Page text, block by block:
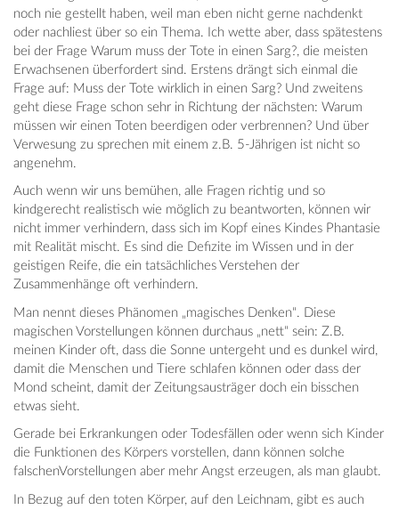
noch nie gestellt haben, weil man eben nicht gerne nachdenkt
oder nachliest über so ein Thema. Ich wette aber, dass spätestens
bei der Frage Warum muss der Tote in einen Sarg?, die meisten
Erwachsenen überfordert sind. Erstens drängt sich einmal die
Frage auf: Muss der Tote wirklich in einen Sarg? Und zweitens
geht diese Frage schon sehr in Richtung der nächsten: Warum
müssen wir einen Toten beerdigen oder verbrennen? Und über
Verwesung zu sprechen mit einem z.B. 5-Jährigen ist nicht so
angenehm.
Auch wenn wir uns bemühen, alle Fragen richtig und so
kindgerecht realistisch wie möglich zu beantworten, können wir
nicht immer verhindern, dass sich im Kopf eines Kindes Phantasie
mit Realität mischt. Es sind die Defizite im Wissen und in der
geistigen Reife, die ein tatsächliches Verstehen der
Zusammenhänge oft verhindern.
Man nennt dieses Phänomen „magisches Denken“. Diese
magischen Vorstellungen können durchaus „nett“ sein: Z.B.
meinen Kinder oft, dass die Sonne untergeht und es dunkel wird,
damit die Menschen und Tiere schlafen können oder dass der
Mond scheint, damit der Zeitungsausträger doch ein bisschen
etwas sieht.
Gerade bei Erkrankungen oder Todesfällen oder wenn sich Kinder
die Funktionen des Körpers vorstellen, dann können solche
falschenVorstellungen aber mehr Angst erzeugen, als man glaubt.
In Bezug auf den toten Körper, auf den Leichnam, gibt es auch